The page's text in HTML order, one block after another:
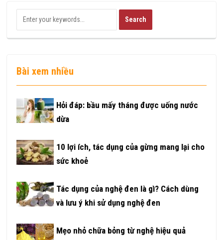
Bài xem nhiều
Hỏi đáp: bầu mấy tháng được uống nước
dừa
10 lợi ích, tác dụng của gừng mang lại cho
sức khoẻ
Tác dụng của nghệ đen là gì? Cách dùng
và lưu ý khi sử dụng nghệ đen
Mẹo nhỏ chữa bỏng từ nghệ hiệu quả